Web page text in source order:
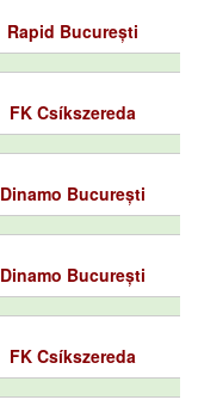
Rapid București
FK Csíkszereda
Dinamo București
Dinamo București
FK Csíkszereda